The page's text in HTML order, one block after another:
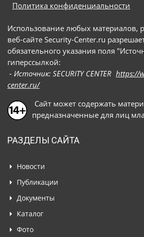
Политика конфиденциальности
Использование любых материалов,
веб-сайте Security-Center.ru
обязательного указания поля
гиперссылкой:
- Источник: SECURITY CENTER https://
center.ru/
Сайт может содержать
предназначенные для лиц
РАЗДЕЛЫ САЙТА
Новости
Публикации
Документы
Каталог
Фото